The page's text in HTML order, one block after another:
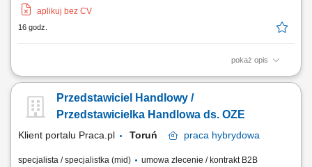
aplikuj bez CV
16 godz.
pokaż opis
Doradzanie klientom w zakresie nowoczesnych rozwiązań z obszaru
prowadzenie spotkań handlowych. Przygotowywanie ofert i
finalizowanie sprzedaży. Budowanie długofalowych relacji z klientami.
Przedstawiciel Handlowy /
Przedstawicielka Handlowa ds. OZE
Klient portalu Praca.pl Toruń praca hybrydowa
specjalista / specjalistka (mid)
umowa zlecenie / kontrakt B2B